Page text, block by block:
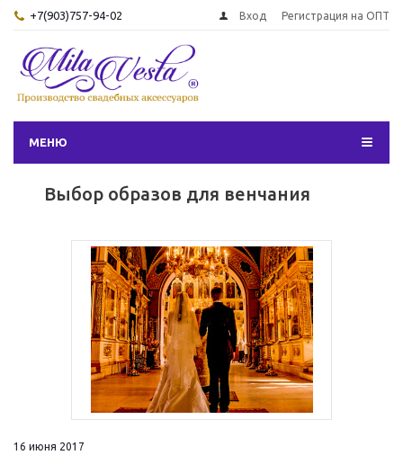
+7(903)757-94-02 Вход Регистрация на ОПТ
МЕНЮ
Выбор образов для венчания
16 июня 2017